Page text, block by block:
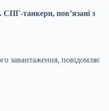
СПГ-танкери, пов’язані з
завантаження, повідомляє